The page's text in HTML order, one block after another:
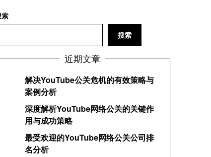
搜索
近期文章
解决YouTube公关危机的有效策略与
案例分析
深度解析YouTube网络公关的关键作
用与成功策略
最受欢迎的YouTube网络公关公司排
名分析